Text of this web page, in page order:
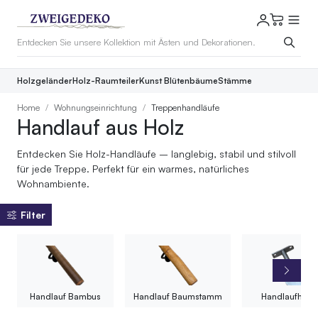
HolzgeländerHolz-RaumteilerKunst BlütenbäumeStämme
Home Wohnungseinrichtung Treppenhandläufe
Handlauf aus Holz
Entdecken Sie Holz-Handläufe – langlebig, stabil und stilvoll
für jede Treppe. Perfekt für ein warmes, natürliches
Wohnambiente.
Filter
Handlauf Bambus Handlauf Baumstamm